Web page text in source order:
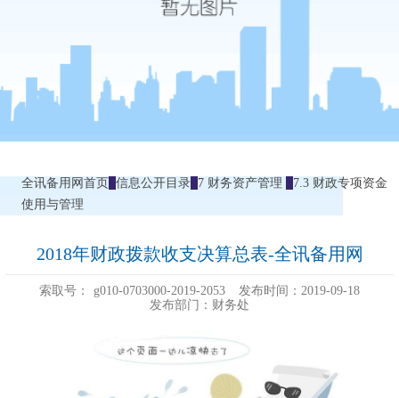
全讯备用网首页 信息公开目录 7 财务资产管理
7.3 财政专项资金
使用与管理
2018年财政拨款收支决算总表-全讯备用网
索取号： g010-0703000-2019-2053
发布时间：2019-09-18
发布部门：财务处